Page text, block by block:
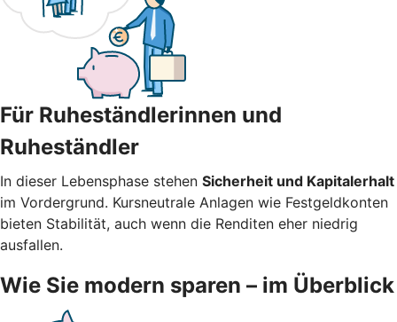
Für Ruheständlerinnen und
Ruheständler
In dieser Lebensphase stehen Sicherheit und Kapitalerhalt
im Vordergrund. Kursneutrale Anlagen wie Festgeldkonten
bieten Stabilität, auch wenn die Renditen eher niedrig
ausfallen.
Wie Sie modern sparen – im Überblick